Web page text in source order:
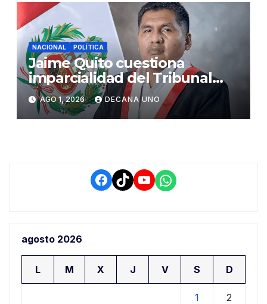
NACIONAL POLÍTICA
Jaime Quito cuestiona
imparcialidad del Tribunal
Constitucional tras liberación
de Ollanta Humala
AGO 1, 2026 DECANA UNO
Facebook
TikTokYouTube
WhatsApp
agosto 2026
L M X J V S D
1 2